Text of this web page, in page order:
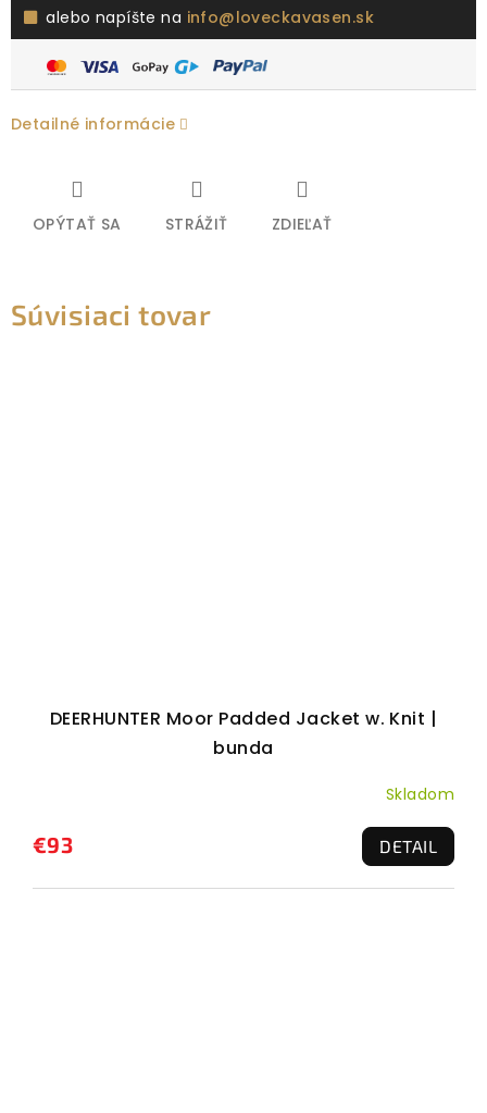
alebo napíšte na info@loveckavasen.sk
Detailné informácie
OPÝTAŤ SA STRÁŽIŤ ZDIEĽAŤ
Súvisiaci tovar
DEERHUNTER Moor Padded Jacket w. Knit |
bunda
Skladom
€93 DETAIL